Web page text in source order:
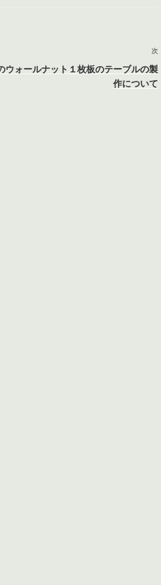
次
ウォールナット１枚板のテーブルの製
作について